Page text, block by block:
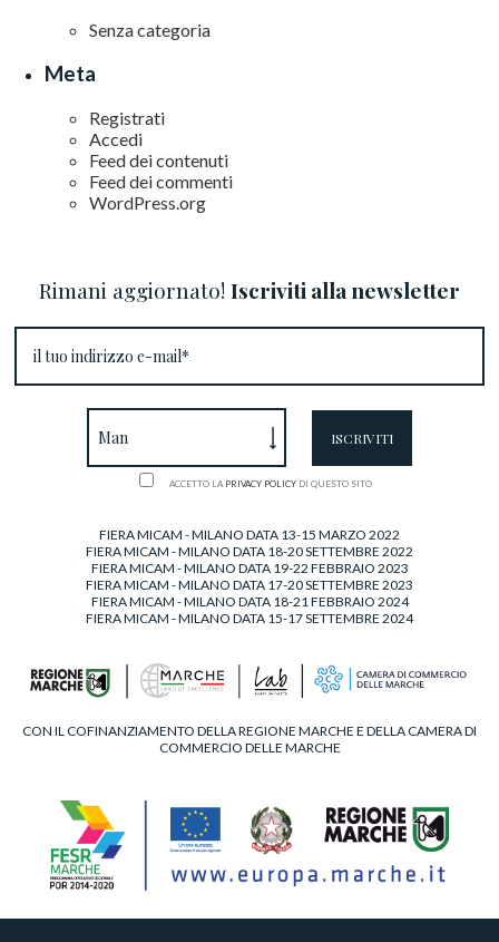
Senza categoria
Meta
Registrati
Accedi
Feed dei contenuti
Feed dei commenti
WordPress.org
Rimani aggiornato! Iscriviti alla newsletter
ACCETTO LA PRIVACY POLICYDI QUESTO SITO
FIERA MICAM - MILANO DATA 13-15 MARZO 2022
FIERA MICAM - MILANO DATA 18-20 SETTEMBRE 2022
FIERA MICAM - MILANO DATA 19-22 FEBBRAIO 2023
FIERA MICAM - MILANO DATA 17-20 SETTEMBRE 2023
FIERA MICAM - MILANO DATA 18-21 FEBBRAIO 2024
FIERA MICAM - MILANO DATA 15-17 SETTEMBRE 2024
CON IL COFINANZIAMENTO DELLA REGIONE MARCHE E DELLA CAMERA DI
COMMERCIO DELLE MARCHE